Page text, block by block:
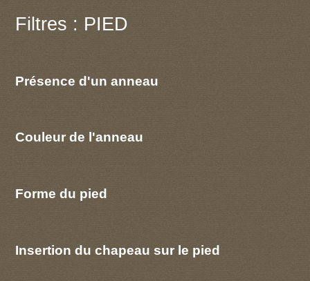
Filtres : PIED
Présence d'un anneau
Couleur de l'anneau
Forme du pied
Insertion du chapeau sur le pied